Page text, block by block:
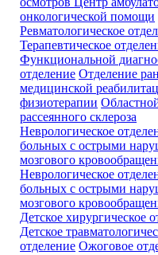
онкологической помощи
Ревматологическое
Терапевтическое
Функциональной
отделение Отделение
медицинской
физиотерапии
рассеянного склероза
Неврологическое
больных с острыми
мозгового
Неврологическое
больных с острыми
мозгового
Детское хирургическое
Детское
отделение Ожоговое